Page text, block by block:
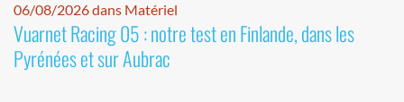
06/08/2026 dans Matériel
Vuarnet Racing 05 : notre test en Finlande, dans les
Pyrénées et sur Aubrac